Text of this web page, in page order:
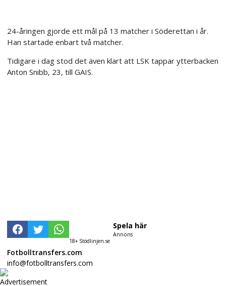
24-åringen gjorde ett mål på 13 matcher i Söderettan i år.
Han startade enbart två matcher.
Tidigare i dag stod det även klart att LSK tappar ytterbacken
Anton Snibb, 23, till GAIS.
18+ Stödlinjen.se
Spela här
Annons
Fotbolltransfers.com
info@fotbolltransfers.com